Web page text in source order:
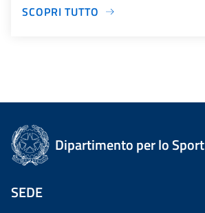
SCOPRI TUTTO
Dipartimento per lo Sport
SEDE